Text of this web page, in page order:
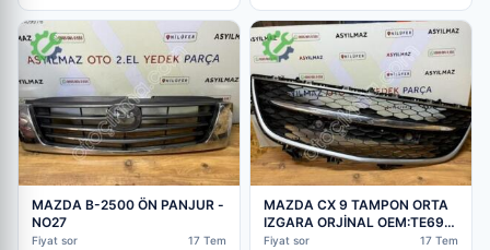
MAZDA B-2500 ÖN PANJUR -
NO27
Fiyat sor 17 Tem
MAZDA CX 9 TAMPON ORTA
IZGARA ORJİNAL OEM:TE69-
501T1
Fiyat sor 17 Tem